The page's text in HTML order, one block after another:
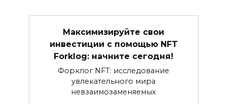
Максимизируйте свои
инвестиции с помощью NFT
Forklog: начните сегодня!
Форклог NFT: исследование
увлекательного мира
невзаимозаменяемых